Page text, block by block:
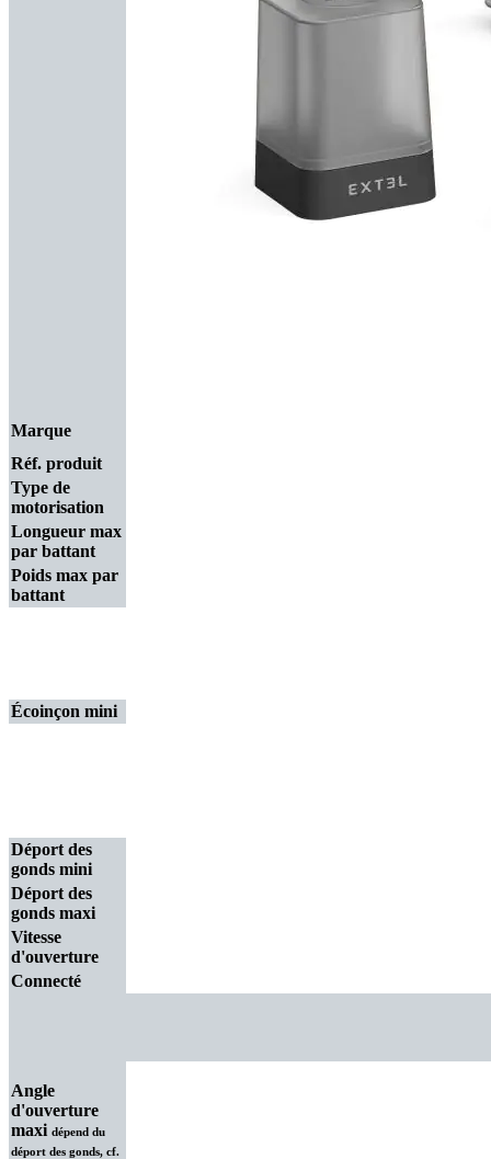
Marque
Réf. produit
Type de
motorisation
Longueur max
par battant
Poids max par
battant
Écoinçon mini
Déport des
gonds mini
Déport des
gonds maxi
Vitesse
d'ouverture
Connecté
Angle
d'ouverture
maxi dépend du
déport des gonds, cf.